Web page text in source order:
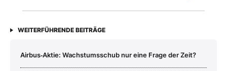
WEITERFÜHRENDE BEITRÄGE
Airbus‑Aktie: Wachstumsschub nur eine Frage der Zeit?